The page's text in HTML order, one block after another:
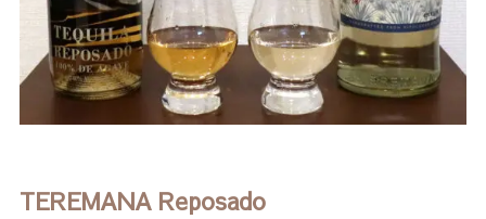
TEREMANA Reposado